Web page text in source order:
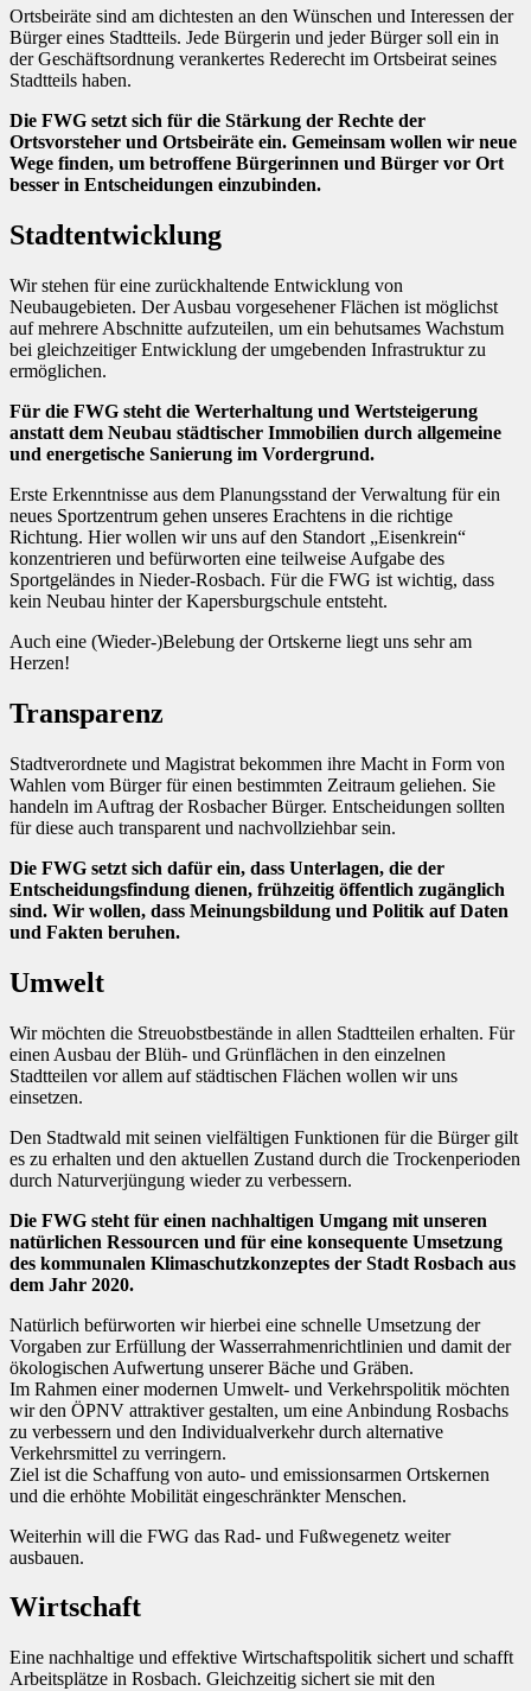
Ortsbeiräte sind am dichtesten an den Wünschen und Interessen der
Bürger eines Stadtteils. Jede Bürgerin und jeder Bürger soll ein in
der Geschäftsordnung verankertes Rederecht im Ortsbeirat seines
Stadtteils haben.
Die FWG setzt sich für die Stärkung der Rechte der
Ortsvorsteher und Ortsbeiräte ein. Gemeinsam wollen wir neue
Wege finden, um betroffene Bürgerinnen und Bürger vor Ort
besser in Entscheidungen einzubinden.
Stadtentwicklung
Wir stehen für eine zurückhaltende Entwicklung von
Neubaugebieten. Der Ausbau vorgesehener Flächen ist möglichst
auf mehrere Abschnitte aufzuteilen, um ein behutsames Wachstum
bei gleichzeitiger Entwicklung der umgebenden Infrastruktur zu
ermöglichen.
Für die FWG steht die Werterhaltung und Wertsteigerung
anstatt dem Neubau städtischer Immobilien durch allgemeine
und energetische Sanierung im Vordergrund.
Erste Erkenntnisse aus dem Planungsstand der Verwaltung für ein
neues Sportzentrum gehen unseres Erachtens in die richtige
Richtung. Hier wollen wir uns auf den Standort „Eisenkrein“
konzentrieren und befürworten eine teilweise Aufgabe des
Sportgeländes in Nieder-Rosbach. Für die FWG ist wichtig, dass
kein Neubau hinter der Kapersburgschule entsteht.
Auch eine (Wieder-)Belebung der Ortskerne liegt uns sehr am
Herzen!
Transparenz
Stadtverordnete und Magistrat bekommen ihre Macht in Form von
Wahlen vom Bürger für einen bestimmten Zeitraum geliehen. Sie
handeln im Auftrag der Rosbacher Bürger. Entscheidungen sollten
für diese auch transparent und nachvollziehbar sein.
Die FWG setzt sich dafür ein, dass Unterlagen, die der
Entscheidungsfindung dienen, frühzeitig öffentlich zugänglich
sind. Wir wollen, dass Meinungsbildung und Politik auf Daten
und Fakten beruhen.
Umwelt
Wir möchten die Streuobstbestände in allen Stadtteilen erhalten. Für
einen Ausbau der Blüh- und Grünflächen in den einzelnen
Stadtteilen vor allem auf städtischen Flächen wollen wir uns
einsetzen.
Den Stadtwald mit seinen vielfältigen Funktionen für die Bürger gilt
es zu erhalten und den aktuellen Zustand durch die Trockenperioden
durch Naturverjüngung wieder zu verbessern.
Die FWG steht für einen nachhaltigen Umgang mit unseren
natürlichen Ressourcen und für eine konsequente Umsetzung
des kommunalen Klimaschutzkonzeptes der Stadt Rosbach aus
dem Jahr 2020.
Natürlich befürworten wir hierbei eine schnelle Umsetzung der
Vorgaben zur Erfüllung der Wasserrahmenrichtlinien und damit der
ökologischen Aufwertung unserer Bäche und Gräben.
Im Rahmen einer modernen Umwelt- und Verkehrspolitik möchten
wir den ÖPNV attraktiver gestalten, um eine Anbindung Rosbachs
zu verbessern und den Individualverkehr durch alternative
Verkehrsmittel zu verringern.
Ziel ist die Schaffung von auto- und emissionsarmen Ortskernen
und die erhöhte Mobilität eingeschränkter Menschen.
Weiterhin will die FWG das Rad- und Fußwegenetz weiter
ausbauen.
Wirtschaft
Eine nachhaltige und effektive Wirtschaftspolitik sichert und schafft
Arbeitsplätze in Rosbach. Gleichzeitig sichert sie mit den